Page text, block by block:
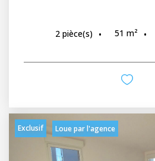
2 pièce(s) 51 m²
Exclusif Loue par l'agence